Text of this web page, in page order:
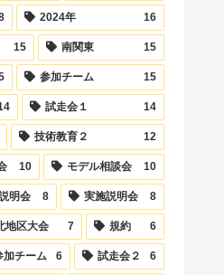
2024年 16
15 南関東 15
参加チーム 15
試走会１ 14
技術教育２ 12
10 モデル相談会 10
明会 8 実施説明会 8
地区大会 7 規約 6
加チーム 6 試走会２ 6